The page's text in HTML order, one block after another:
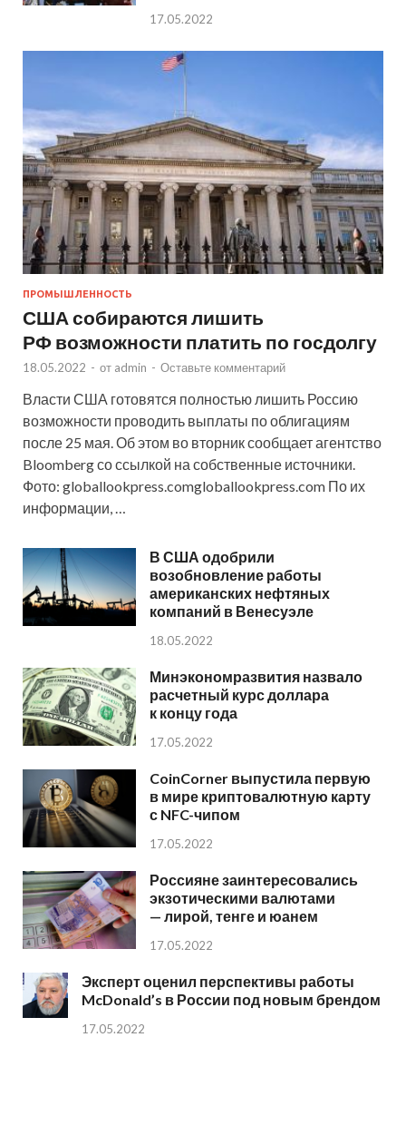
17.05.2022
ПРОМЫШЛЕННОСТЬ
США собираются лишить
РФ возможности платить по госдолгу
18.05.2022 - от admin - Оставьте комментарий
Власти США готовятся полностью лишить Россию
возможности проводить выплаты по облигациям
после 25 мая. Об этом во вторник сообщает агентство
Bloomberg со ссылкой на собственные источники.
Фото: globallookpress.comgloballookpress.com По их
информации, …
В США одобрили
возобновление работы
американских нефтяных
компаний в Венесуэле
18.05.2022
Минэкономразвития назвало
расчетный курс доллара
к концу года
17.05.2022
CoinCorner выпустила первую
в мире криптовалютную карту
с NFC-чипом
17.05.2022
Россияне заинтересовались
экзотическими валютами
— лирой, тенге и юанем
17.05.2022
Эксперт оценил перспективы работы
McDonald’s в России под новым брендом
17.05.2022